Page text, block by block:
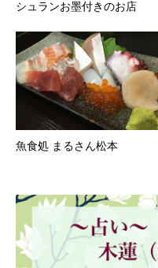
シュランお墨付きのお店
魚食処 まるさん松本